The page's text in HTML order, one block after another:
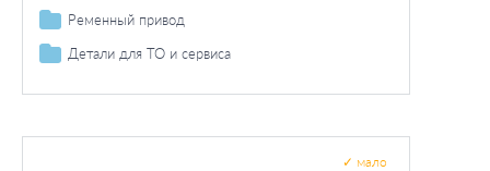
мало
Рулевые тяги / составляющие
Подвеска поперечного рычага
Сайлентблоки
Ременный привод
Поликлиновой ремень / комплект
Детали для ТО и сервиса